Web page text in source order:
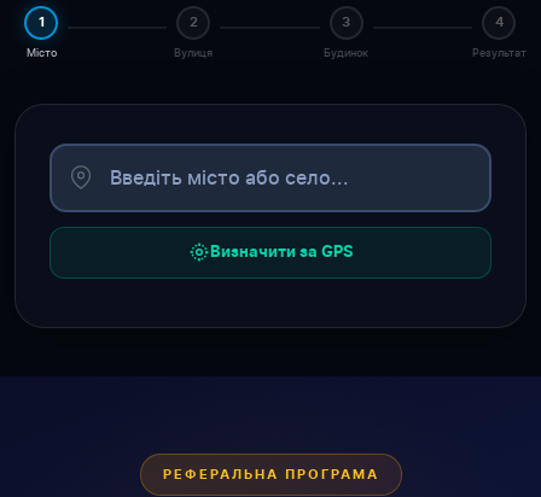
1
Місто
2
Вулиця
3
Будинок
4
Результат
Визначити за GPS
РЕФЕРАЛЬНА ПРОГРАМА